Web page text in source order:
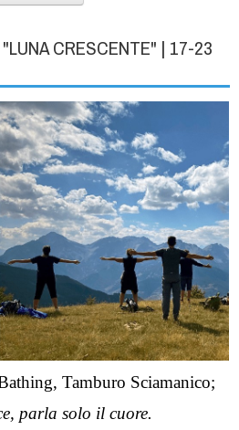
Tamburo Sciamanico;
parla solo il cuore.